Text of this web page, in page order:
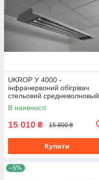
UKROP У 4000 -
інфрачервоний обігрівач
стельовий средневолновый
промисловий
В наявності
15 010 ₴ 15 800 ₴
Купити
–5%